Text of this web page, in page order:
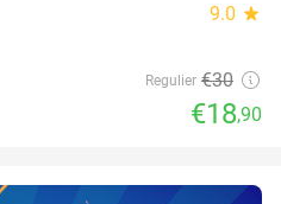
9.0 star
Regulier €30
€18,90